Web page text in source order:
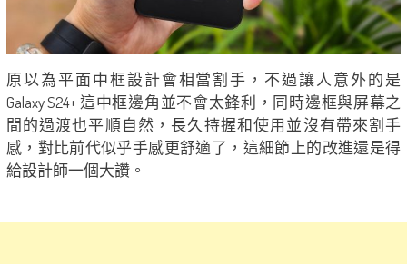
原以為平面中框設計會相當割手，不過讓人意外的是
Galaxy S24+ 這中框邊角並不會太鋒利，同時邊框與屏幕之
間的過渡也平順自然，長久持握和使用並沒有帶來割手
感，對比前代似乎手感更舒適了，這細節上的改進還是得
給設計師一個大讚。